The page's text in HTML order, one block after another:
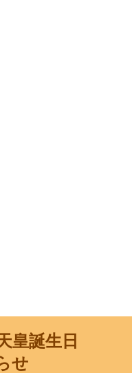
皇誕生日
せ